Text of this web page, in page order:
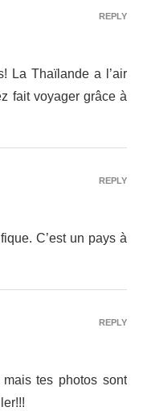
La Thaïlande a l’air
fait voyager grâce à
REPLY
C’est un pays à
REPLY
tes photos sont
REPLY